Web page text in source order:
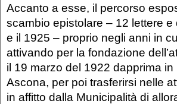
Accanto a esse, il percorso
scambio epistolare – 12 lettere
e il 1925 – proprio negli anni in
attivando per la fondazione
il 19 marzo del 1922 dapprima
Ascona, per poi trasferirsi nelle
in affitto dalla Municipalità di